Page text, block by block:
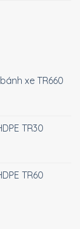
xe TR660
TR30
TR60